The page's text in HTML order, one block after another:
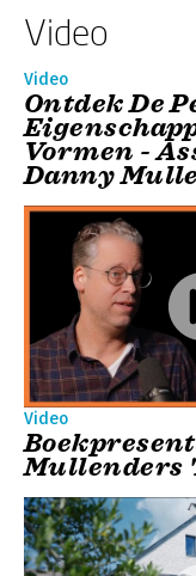
Video
Video
Ontdek De
Vormen -
Danny
Video
Mullenders